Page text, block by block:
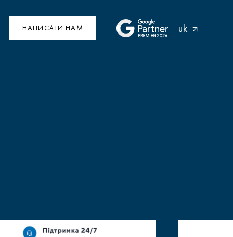
НАПИСАТИ НАМ uk